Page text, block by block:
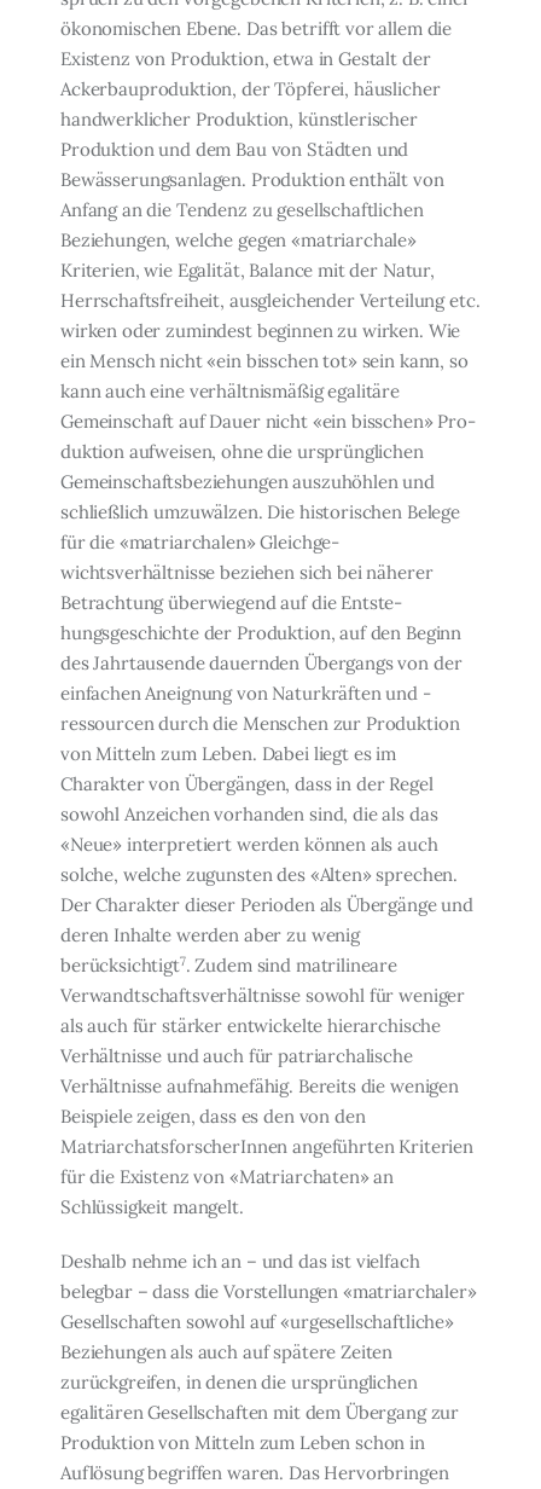
ökonomischen Ebene. Das betrifft vor allem die
Existenz von Produktion, etwa in Gestalt der
Ackerbauproduktion, der Töpfe­rei, häuslicher
handwerklicher Produktion, künstlerischer
Produktion und dem Bau von Städten und
Bewässerungsanlagen. Produktion enthält von
Anfang an die Tendenz zu ge­sellschaftlichen
Beziehungen, welche gegen «matriarchale»
Kriterien, wie Egalität, Ba­lance mit der Natur,
Herrschaftsfreiheit, ausgleichender Verteilung etc.
wirken oder zu­mindest beginnen zu wirken. Wie
ein Mensch nicht «ein bisschen tot» sein kann, so
kann auch eine verhältnismäßig egalitäre
Gemeinschaft auf Dauer nicht «ein bisschen» Pro­
duktion aufweisen, ohne die ursprünglichen
Gemeinschaftsbeziehungen auszuhöhlen und
schließlich umzuwälzen. Die historischen Belege
für die «matriarchalen» Gleichge­
wichtsverhältnisse beziehen sich bei näherer
Betrachtung überwiegend auf die Entste­
hungsgeschichte der Produktion, auf den Beginn
des Jahrtausende dauernden Übergangs von der
einfachen Aneignung von Naturkräften und -
ressourcen durch die Menschen zur Produktion
von Mitteln zum Leben. Dabei liegt es im
Charakter von Übergängen, dass in der Regel
sowohl Anzeichen vorhanden sind, die als das
«Neue» interpretiert werden können als auch
solche, welche zugunsten des «Alten» sprechen.
Der Charakter dieser Pe­rioden als Übergänge und
deren Inhalte werden aber zu wenig
berücksichtigt7. Zudem sind matrilineare
Verwandtschaftsverhältnisse sowohl für weniger
als auch für stärker entwickelte hierarchische
Verhältnisse und auch für patriarchalische
Verhältnisse auf­nahmefähig. Bereits die wenigen
Beispiele zeigen, dass es den von den
Matriarchatsfor­scherInnen angeführten Kriterien
für die Existenz von «Matriarchaten» an
Schlüssigkeit mangelt.
Deshalb nehme ich an – und das ist vielfach
belegbar – dass die Vorstellungen «matri­archaler»
Gesellschaften sowohl auf «urgesellschaftliche»
Beziehungen als auch auf spä­tere Zeiten
zurückgreifen, in denen die ursprünglichen
egalitären Gesellschaften mit dem Übergang zur
Produktion von Mitteln zum Leben schon in
Auflösung begriffen waren. Das Hervorbringen